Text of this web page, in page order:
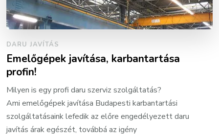
DARU JAVÍTÁS
Emelőgépek javítása, karbantartása
profin!
Milyen is egy profi daru szerviz szolgáltatás?
Ami emelőgépek javítása Budapesti karbantartási
szolgáltatásaink lefedik az előre engedélyezett daru
javítás árak egészét, továbbá az igény